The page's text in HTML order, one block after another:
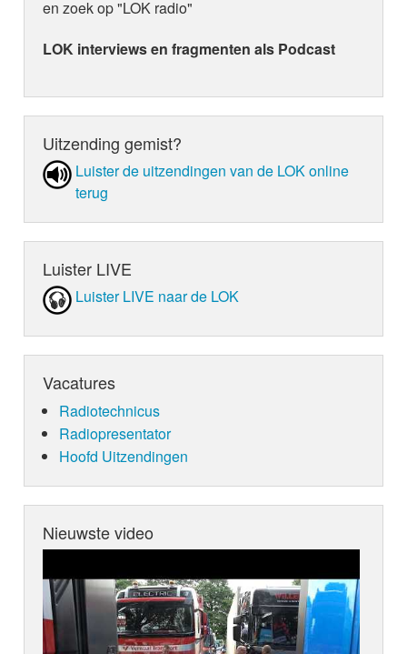
en zoek op "LOK radio"
LOK interviews en fragmenten als Podcast
Uitzending gemist?
Luister de uit­zen­din­gen van de LOK online
terug
Luister LIVE
Luister LIVE naar de LOK
Vacatures
Radiotechnicus
Radiopresentator
Hoofd Uitzendingen
Nieuwste video